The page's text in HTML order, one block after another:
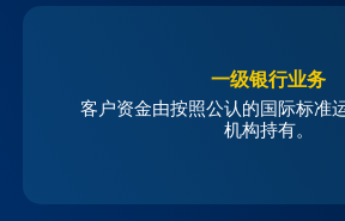
一级银行业务
客户资金由按照公认的国际标准
机构持有。